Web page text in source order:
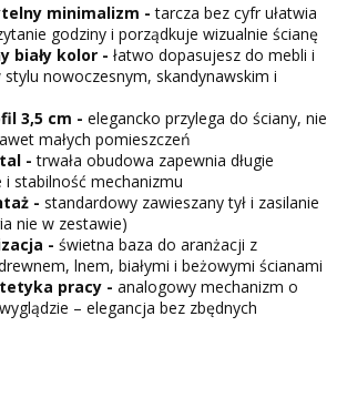
minimalizm - tarcza bez cyfr ułatwia
godziny i porządkuje wizualnie ścianę
biały kolor - łatwo dopasujesz do mebli i
nowoczesnym, skandynawskim i
3,5 cm - elegancko przylega do ściany, nie
małych pomieszczeń
- trwała obudowa zapewnia długie
i stabilność mechanizmu
- standardowy zawieszany tył i zasilanie
nie w zestawie)
- świetna baza do aranżacji z
lnem, białymi i beżowymi ścianami
pracy - analogowy mechanizm o
– elegancja bez zbędnych